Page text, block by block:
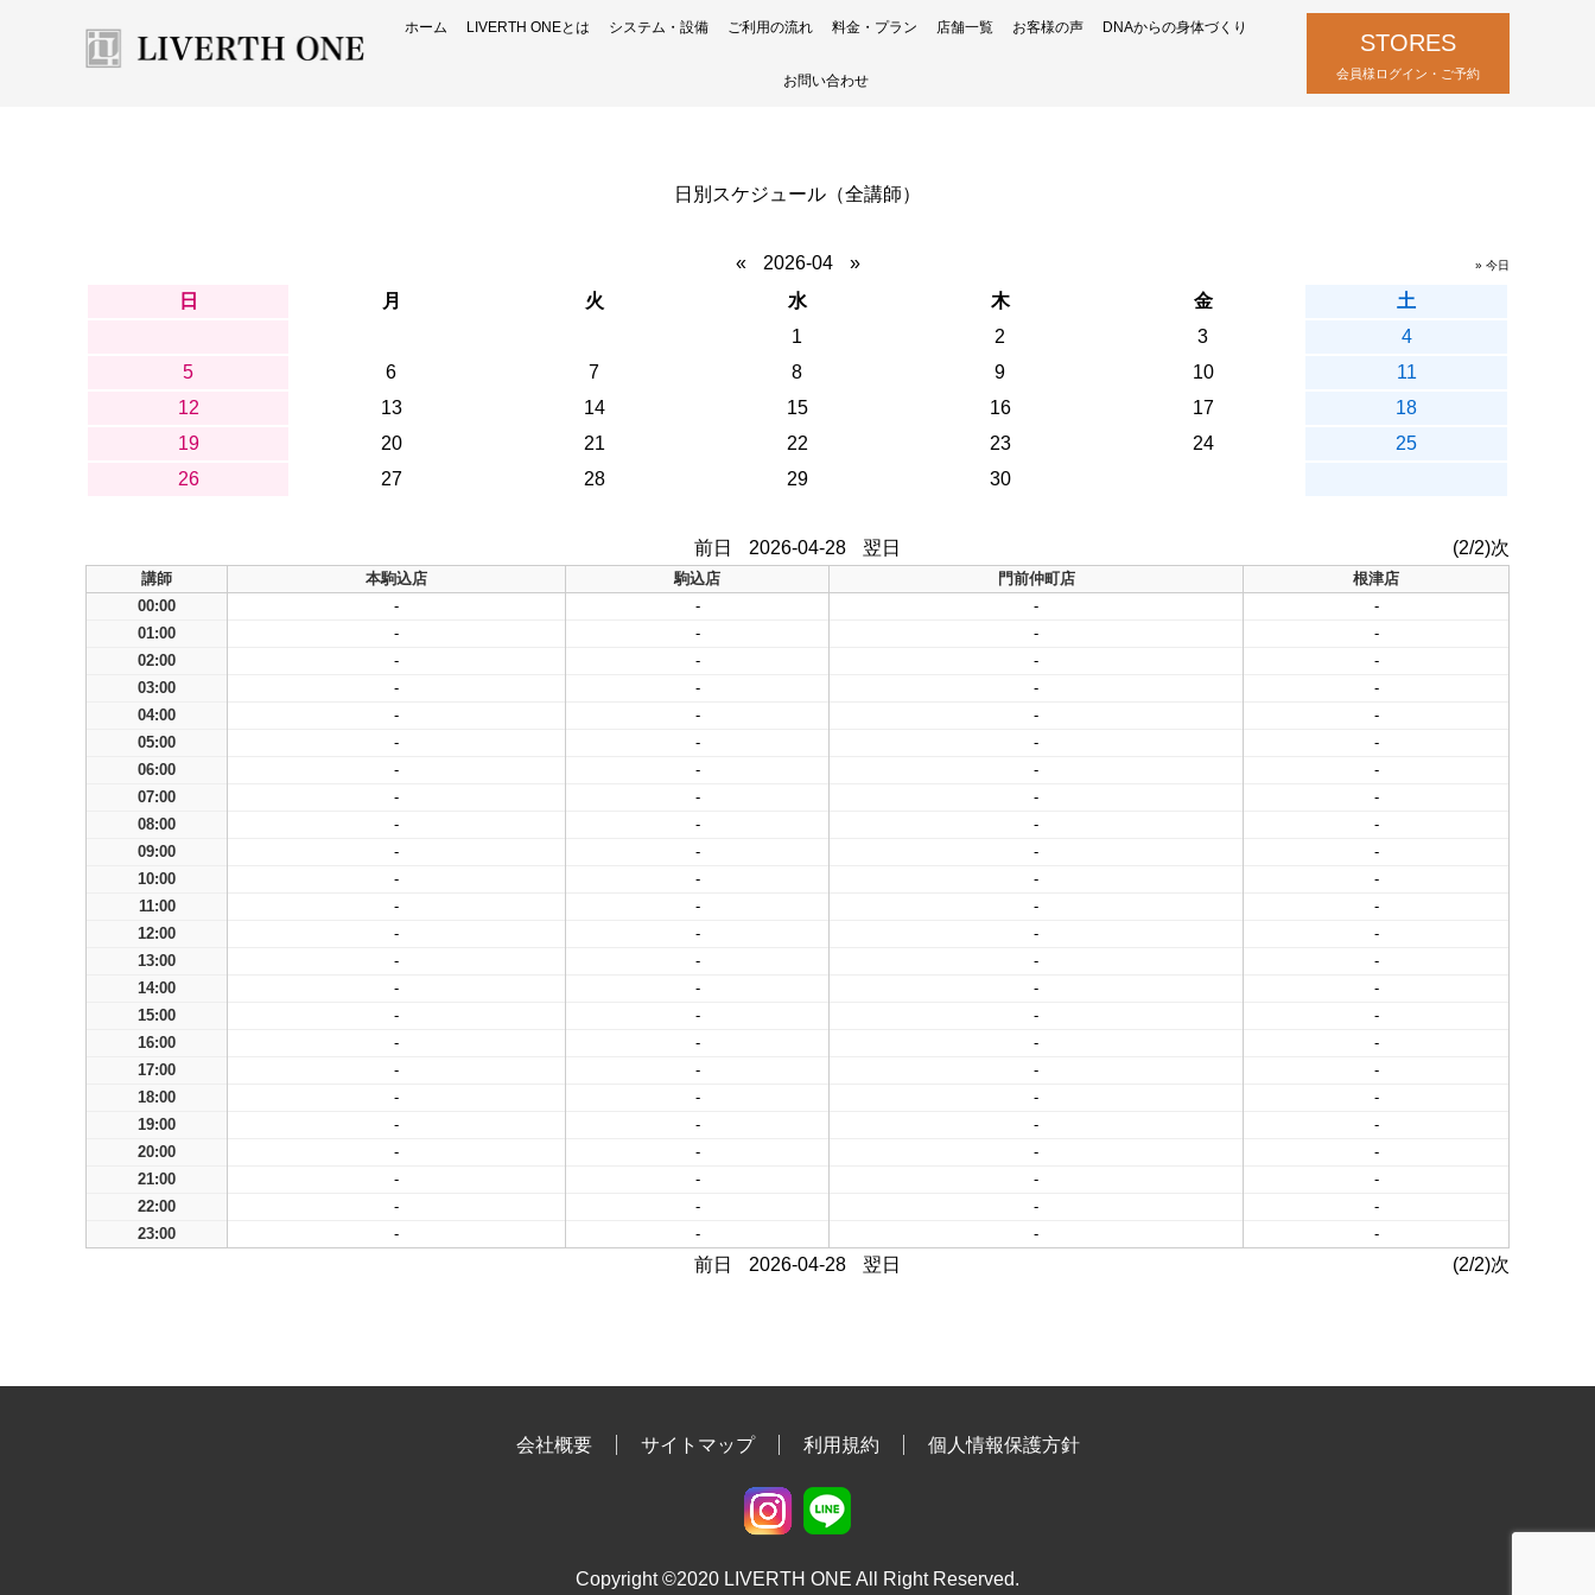
ホーム LIVERTH ONEとは システム・設備 ご利用の流れ 料金・プラン 店舗一覧 お客様の声 DNAからの身体づくり
お問い合わせ
STORES
会員様ログイン・ご予約
日別スケジュール（全講師）
« 2026-04 » » 今日
日 月 火 水 木 金
土
1
2 3
4
5
6 7 8 9 10
11
12
13 14 15 16 17
18
19
20 21 22 23 24
25
26
27 28 29 30
前日 2026-04-28 翌日 (2/2)次
講師 本駒込店 駒込店 門前仲町店
根津店
00:00
- - -
-
01:00
- - -
-
02:00
- - -
-
03:00
- - -
-
04:00
- - -
-
05:00
- - -
-
06:00
- - -
-
07:00
- - -
-
08:00
- - -
-
09:00
- - -
-
10:00
- - -
-
11:00
- - -
-
12:00
- - -
-
13:00
- - -
-
14:00
- - -
-
15:00
- - -
-
16:00
- - -
-
17:00
- - -
-
18:00
- - -
-
19:00
- - -
-
20:00
- - -
-
21:00
- - -
-
22:00
- - -
-
23:00
- - - -
前日 2026-04-28 翌日 (2/2)次
会社概要 サイトマップ 利用規約 個人情報保護方針
Copyright ©2020 LIVERTH ONE All Right Reserved.